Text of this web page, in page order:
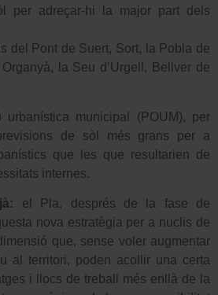
per adreçar-hi la major part dels
del Pont de Suert, Sort, la Pobla de
la Seu d’Urgell, Bellver de
urbanística municipal (POUM), per
de sòl més grans per a
que les que resultarien de
internes.
el Pla, després de la fase de
nova estratègia per a nuclis de
que, sense voler augmentar
al territori, poden acollir una certa
i llocs de treball més enllà de la